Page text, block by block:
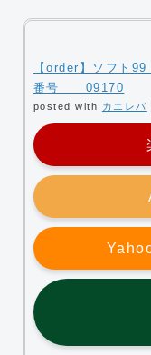
【order】ソフト
番号 09170
posted with カエレバ